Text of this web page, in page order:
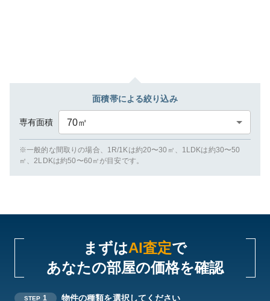
面積帯による絞り込み
専有面積 70㎡
※一般的な間取りの場合、1R/1Kは約20〜30㎡、1LDKは約30〜50
㎡、2LDKは約50〜60㎡が目安です。
まずはAI査定で
あなたの部屋の価格を確認
STEP 1 物件の種類を選択してください